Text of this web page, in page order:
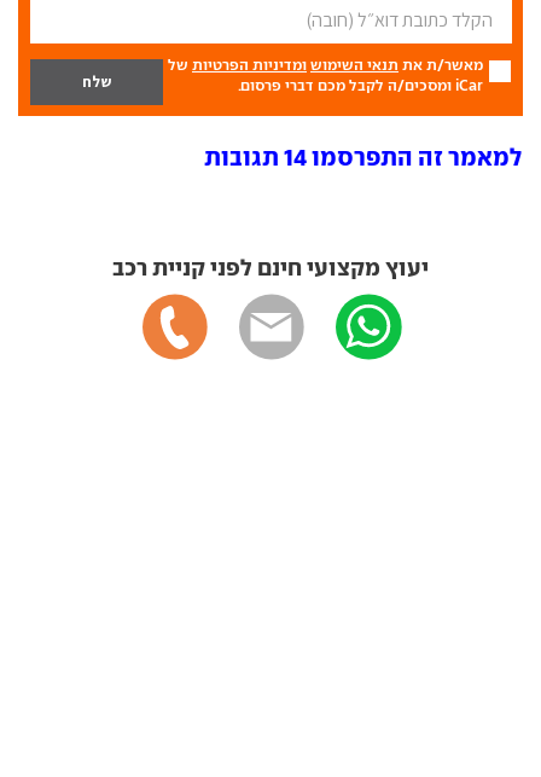
מאשר/ת את תנאי השימוש ומדיניות הפרטיות של
iCar ומסכים/ה לקבל מכם דברי פרסום.
למאמר זה התפרסמו 14 תגובות
יעוץ מקצועי חינם לפני קניית רכב